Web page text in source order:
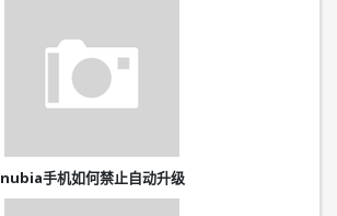
nubia手机如何禁止自动升级